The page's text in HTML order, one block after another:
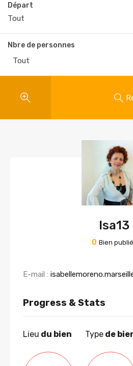
Départ
Nbre de personnes
Tout
Isa13
0 Bien
E-mail :
Progress & Stats
Lieu du bien Type de